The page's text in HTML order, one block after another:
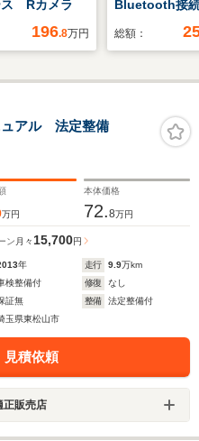
ス Rカメラ
196.8万円
Bluetooth接
再生 バッ
滑り防止 ド
総額：
アル 法定整備
万円
本体価格
72.8万円
ン 月々 15,700円
年 走行 9.9万km
検整備付 修復
なし
証無 整備
法定整備付
玉県東松山市
見積依頼
販売店